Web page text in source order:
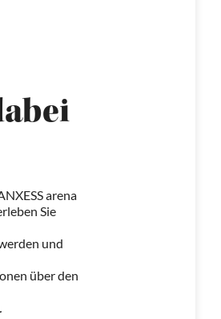
arena
Sie
und
über den